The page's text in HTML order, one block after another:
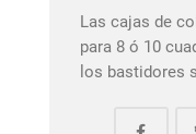
Las cajas de
para 8 ó 10
los bastidores